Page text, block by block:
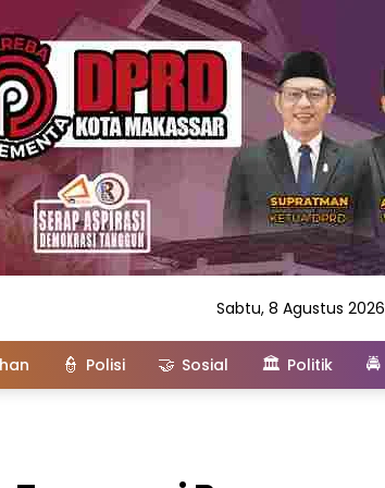
Sabtu, 8 Agustus 2026
👮 Polisi 🤝 Sosial 🏛️ Politik 🚔